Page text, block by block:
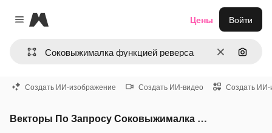
Close menu
Magnific
ОчиститьПоиск
Цены Войти
Создать ИИ-изображение Создать ИИ-видео Создать ИИ-
Векторы По Запросу Соковыжималка функцией реверса